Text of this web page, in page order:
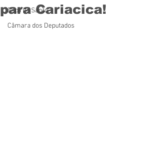
Espírito Santo
Câmara dos Deputados
para Cariacica!